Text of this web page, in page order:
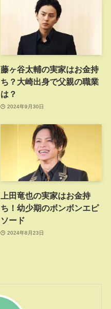
藤ヶ谷太輔の実家はお金持
ち？大崎出身で父親の職業
は？
2024年9月30日
上田竜也の実家はお金持
ち！幼少期のボンボンエピ
ソード
2024年8月23日